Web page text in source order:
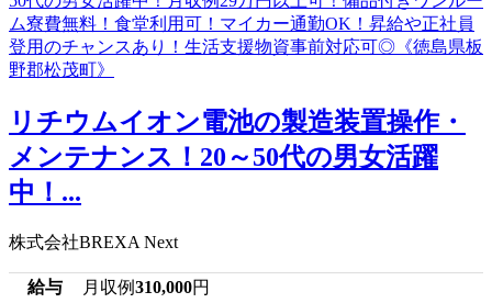
リチウムイオン電池の製造装置操作・
メンテナンス！20～50代の男女活躍
中！...
株式会社BREXA Next
給与 月収例310,000円